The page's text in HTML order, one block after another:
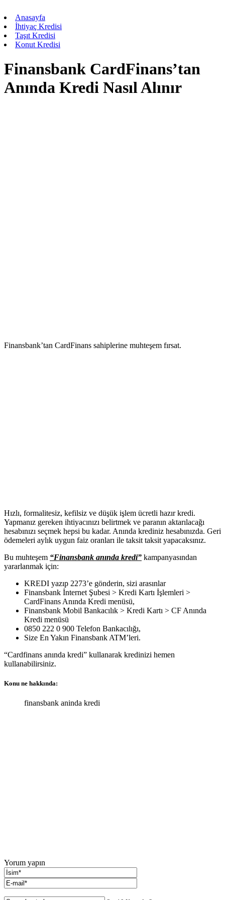
Anasayfa
İhtiyaç Kredisi
Taşıt Kredisi
Konut Kredisi
Finansbank CardFinans’tan
Anında Kredi Nasıl Alınır
Finansbank’tan CardFinans sahiplerine muhteşem fırsat.
Hızlı, formalitesiz, kefilsiz ve düşük işlem ücretli hazır kredi.
Yapmanız gereken ihtiyacınızı belirtmek ve paranın aktarılacağı
hesabınızı seçmek hepsi bu kadar. Anında krediniz hesabınızda. Geri
ödemeleri aylık uygun faiz oranları ile taksit taksit yapacaksınız.
Bu muhteşem “Finansbank anında kredi” kampanyasından
yararlanmak için:
KREDI yazıp 2273’e gönderin, sizi arasınlar
Finansbank İnternet Şubesi > Kredi Kartı İşlemleri >
CardFinans Anında Kredi menüsü,
Finansbank Mobil Bankacılık > Kredi Kartı > CF Anında
Kredi menüsü
0850 222 0 900 Telefon Bankacılığı,
Size En Yakın Finansbank ATM’leri.
“Cardfinans anında kredi” kullanarak kredinizi hemen
kullanabilirsiniz.
Konu ne hakkında:
finansbank aninda kredi
Yorum yapın